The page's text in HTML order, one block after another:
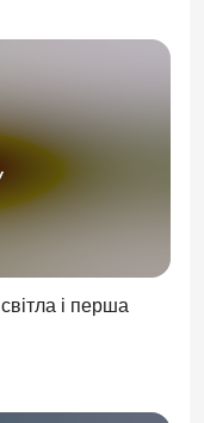
і перша